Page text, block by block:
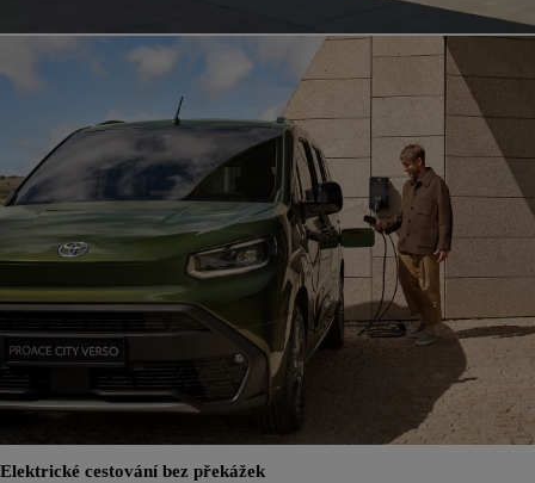
Elektrické cestování bez překážek